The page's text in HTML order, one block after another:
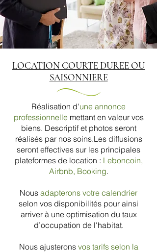
LOCATION COURTE DUREE OU
SAISONNIERE
Réalisation d'une annonce
professionnellemettant en valeur vos
biens. Descriptif et photos seront
réalisés par nos soins.Les diffusions
seront effectives sur les principales
plateformes de location : Leboncoin,
Airbnb, Booking.
Nous adapterons votre calendrier
selon vos disponibilités pour ainsi
arriver à une optimisation du taux
d’occupation de l'habitat.
Nous ajusterons vos tarifs selon la